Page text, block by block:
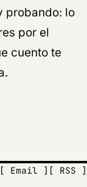
probando: lo
por el
cuento te
[ Email ] [ RSS ]